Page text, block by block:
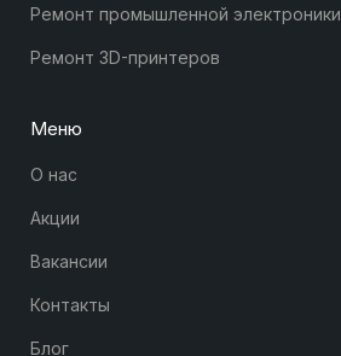
Ремонт промышленной электроники
Ремонт 3D-принтеров
Меню
О нас
Акции
Вакансии
Контакты
Блог